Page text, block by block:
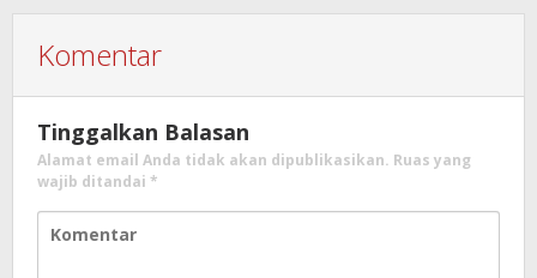
Komentar
Tinggalkan Balasan
Alamat email Anda tidak akan dipublikasikan. Ruas yang
wajib ditandai *